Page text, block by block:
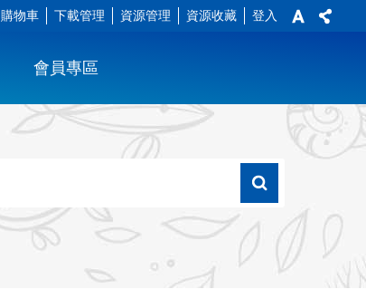
購物車 下載管理 資源管理 資源收藏 登入
會員專區